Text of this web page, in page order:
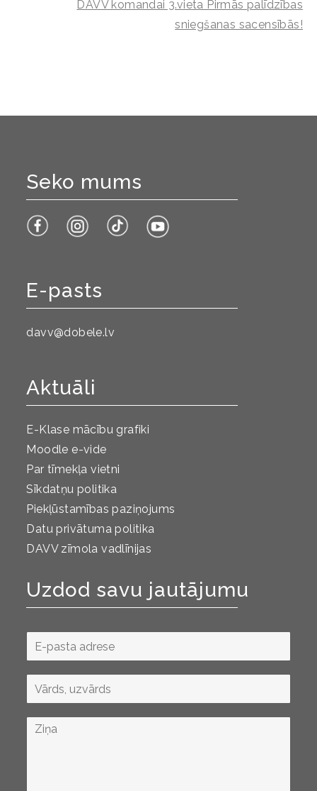
DAVV komandai 3.vieta Pirmās palīdzības
sniegšanas sacensībās!
Seko mums
E-pasts
davv@dobele.lv
Aktuāli
E-Klase mācību grafiki
Moodle e-vide
Par tīmekļa vietni
Sīkdatņu politika
Piekļūstamības paziņojums
Datu privātuma politika
DAVV zīmola vadlīnijas
Uzdod savu jautājumu